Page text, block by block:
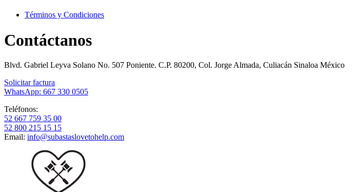
Términos y Condiciones
Contáctanos
Blvd. Gabriel Leyva Solano No. 507 Poniente. C.P. 80200, Col. Jorge Almada, Culiacán Sinaloa México
Solicitar factura
WhatsApp: 667 330 0505
Teléfonos:
52 667 759 35 00
52 800 215 15 15
Email: info@subastaslovetohelp.com